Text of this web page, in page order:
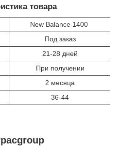
товара
New Balance 1400
Под заказ
21-28 дней
При получении
2 месяца
36-44